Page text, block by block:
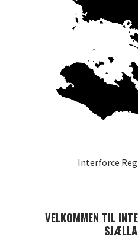
Interforce
VELKOMMEN TIL